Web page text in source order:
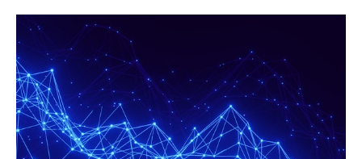
ホに自宅サーバーの秘密鍵を置きつつ、SSH Agent
Forwardingを使ってSSH接続を試みます。 SSH Agent
Forwardingを使うと下記のことが可能になります。 * 携
帯の SSH クライアントが秘密鍵を保持（外に出さな
い） * OCI にログインしたあと、OCI 上の SSH クライ
アントから自宅へ接続する時も、 鍵の署名だけを携帯に
問い合わせて実行する（鍵そのものは転送されない） *
つまり OCI に秘密鍵を置かずに、自宅サーバーへ SSH